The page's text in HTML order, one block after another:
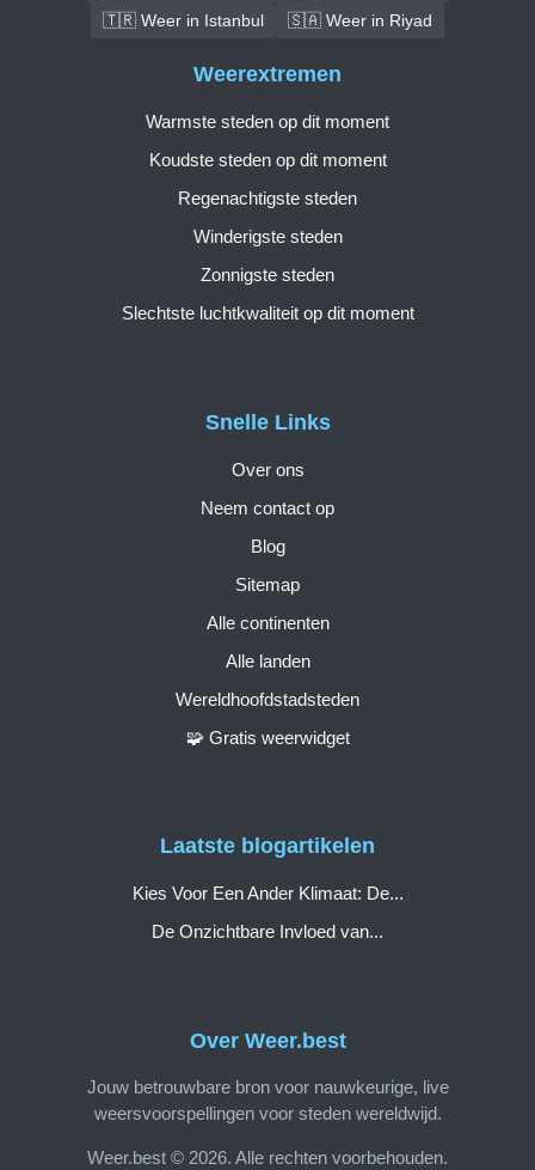
🇹🇷 Weer in Istanbul
🇸🇦 Weer in Riyad
Over Weer.best
Jouw betrouwbare bron voor nauwkeurige, live
weersvoorspellingen voor steden wereldwijd.
Weer.best © 2026. Alle rechten voorbehouden.
Snelle Links
Over ons
Neem contact op
Blog
Sitemap
Alle continenten
Alle landen
Wereldhoofdstadsteden
🧩 Gratis weerwidget
Weerextremen
Warmste steden op dit moment
Koudste steden op dit moment
Regenachtigste steden
Winderigste steden
Zonnigste steden
Slechtste luchtkwaliteit op dit moment
Laatste blogartikelen
Kies Voor Een Ander Klimaat: De...
De Onzichtbare Invloed van...